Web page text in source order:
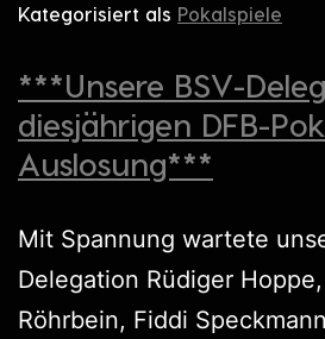
Kategorisiert als Pokalspiele
***Unsere BSV-
diesjährigen DFB-
Auslosung***
Mit Spannung wartete
Delegation Rüdiger
Röhrbein, Fiddi